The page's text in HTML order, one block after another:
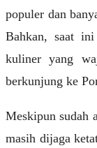
populer dan
Bahkan, saat
kuliner yang
berkunjung ke
Meskipun sudah
masih dijaga